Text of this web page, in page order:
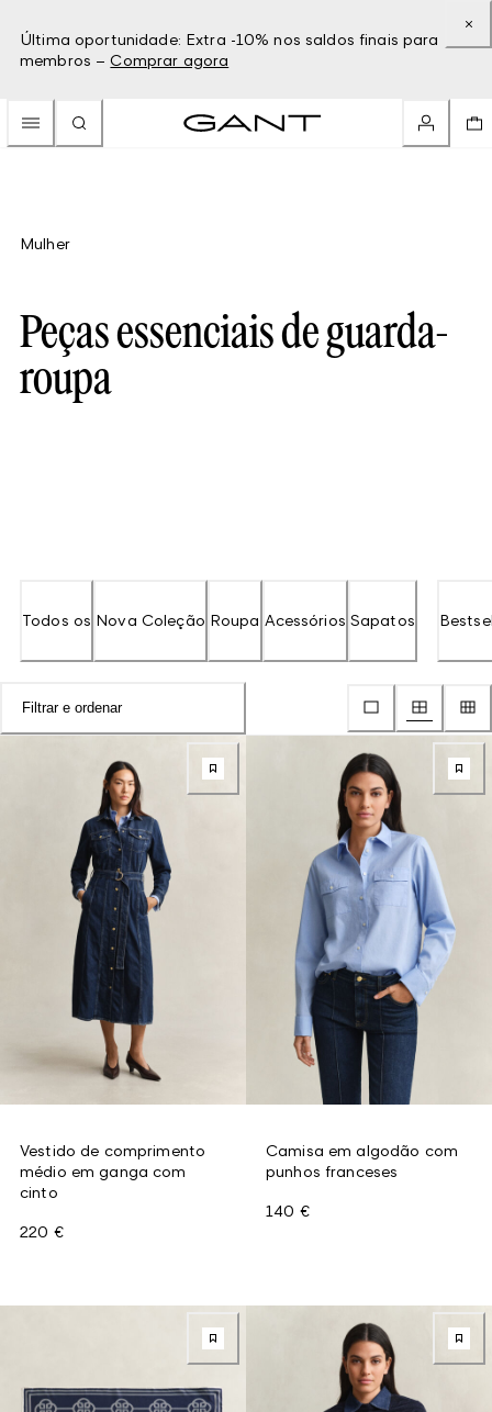
Última oportunidade: Extra -10% nos saldos finais para
membros – Comprar agora
Mulher
Peças essenciais de guarda-
roupa
Todos os Nova Coleção Roupa Acessórios Sapatos
Filtrar e ordenar
Vestido de comprimento
médio em ganga com
cinto
220 €
Camisa em algodão com
punhos franceses
140 €